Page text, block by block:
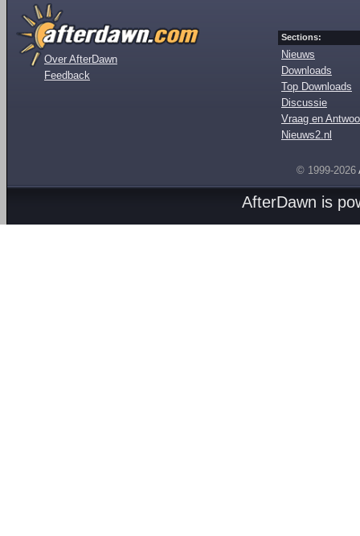
Over AfterDawn
Feedback
Sections:
Nieuws
Downloads
Top Downloads
Discussie
Vraag en
Nieuws2.nl
© 1999-2026
AfterDawn is